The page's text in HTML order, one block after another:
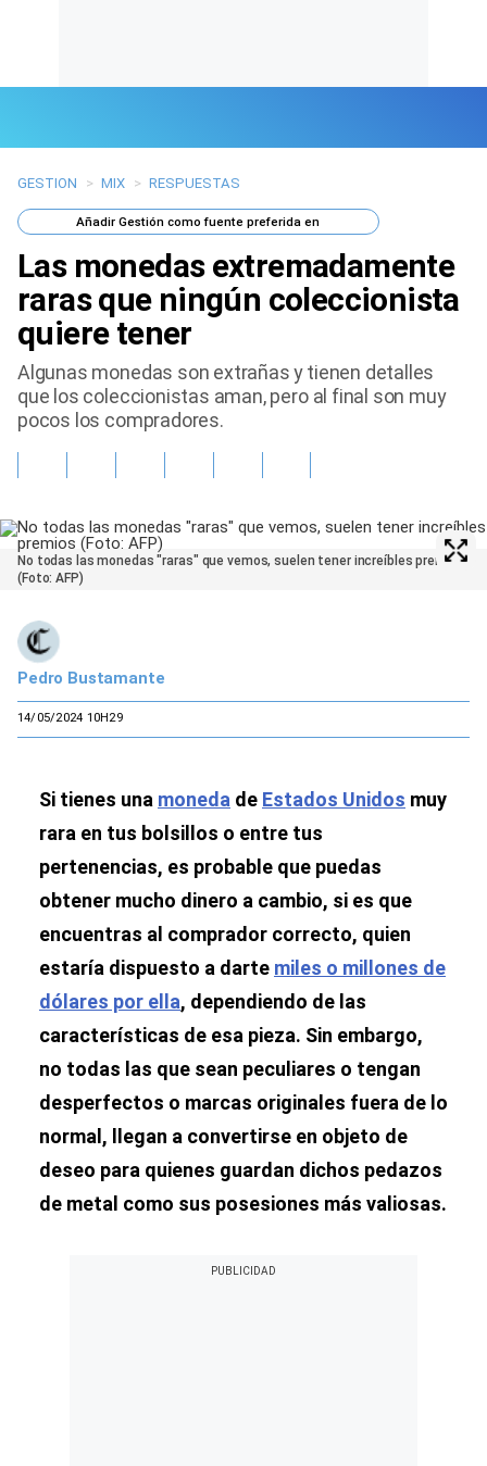
Últimas Noticias
Mi Bolsillo
Gente
Vida Laboral
Sports
GESTION > MIX > RESPUESTAS
AñadirGestión como fuente preferida en
Las monedas extremadamente
raras que ningún coleccionista
quiere tener
Algunas monedas son extrañas y tienen detalles
que los coleccionistas aman, pero al final son muy
pocos los compradores.
No todas las monedas "raras" que vemos, suelen tener increíbles premios
(Foto: AFP)
Pedro Bustamante
14/05/2024 10H29
Si tienes una moneda de Estados Unidos muy
rara en tus bolsillos o entre tus
pertenencias, es probable que puedas
obtener mucho dinero a cambio, si es que
encuentras al comprador correcto, quien
estaría dispuesto a darte miles o millones de
dólares por ella, dependiendo de las
características de esa pieza. Sin embargo,
no todas las que sean peculiares o tengan
desperfectos o marcas originales fuera de lo
normal, llegan a convertirse en objeto de
deseo para quienes guardan dichos pedazos
de metal como sus posesiones más valiosas.